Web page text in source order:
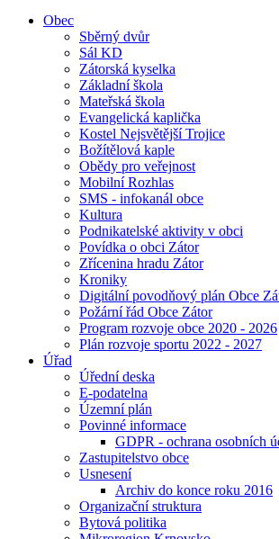
Obec
Sběrný dvůr
Sál KD
Zátorská kyselka
Základní škola
Mateřská škola
Evangelická kaplička
Kostel Nejsvětější Trojice
Božítělová kaple
Obědy pro veřejnost
Mobilní Rozhlas
SMS - infokanál obce
Kultura
Podnikatelské aktivity v obci
Povídka o obci Zátor
Zřícenina hradu Zátor
Kroniky
Digitální povodňový plán Obce
Požární řád Obce Zátor
Program rozvoje obce 2020 - 2026
Plán rozvoje sportu 2022 - 2027
Úřad
Úřední deska
E-podatelna
Územní plán
Povinné informace
GDPR - ochrana osobních
Zastupitelstvo obce
Usnesení
Archiv do konce roku 2016
Organizační struktura
Bytová politika